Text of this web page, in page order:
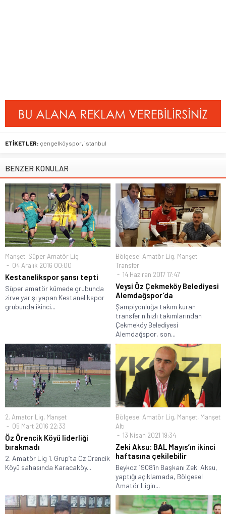
ETİKETLER: çengelköyspor istanbul
BENZER KONULAR
Manşet, Süper Amatör Lig
04 Aralık 2016 00:00
Kestanelikspor şansı tepti
Süper amatör kümede grubunda
zirve yarışı yapan Kestanelikspor
grubunda ikinci...
Bölgesel Amatör Lig, Manşet,
Transfer
14 Haziran 2017 17:47
Veysi Öz Çekmeköy Belediyesi
Alemdağspor’da
Şampiyonluğa takım kuran
transferin hızlı takımlarından
Çekmeköy Belediyesi
Alemdağspor, son...
2. Amatör Lig, Manşet
05 Mart 2016 22:33
Öz Örencik Köyü liderliği
bırakmadı
2. Amatör Lig 1. Grup’ta Öz Örencik
Köyü sahasında Karacaköy...
Bölgesel Amatör Lig, Manşet, Manşet
Altı
13 Nisan 2021 19:34
Zeki Aksu: BAL Mayıs’ın ikinci
haftasına çekilebilir
Beykoz 1908’in Başkanı Zeki Aksu,
yaptığı açıklamada, Bölgesel
Amatör Ligin...